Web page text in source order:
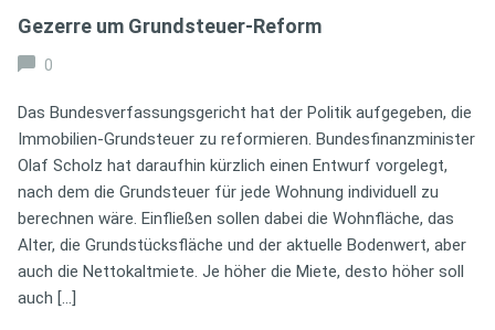
Gezerre um Grundsteuer-Reform
0
Das Bundesverfassungsgericht hat der Politik aufgegeben, die
Immobilien-Grundsteuer zu reformieren. Bundesfinanzminister
Olaf Scholz hat daraufhin kürzlich einen Entwurf vorgelegt,
nach dem die Grundsteuer für jede Wohnung individuell zu
berechnen wäre. Einfließen sollen dabei die Wohnfläche, das
Alter, die Grundstücksfläche und der aktuelle Bodenwert, aber
auch die Nettokaltmiete. Je höher die Miete, desto höher soll
auch […]